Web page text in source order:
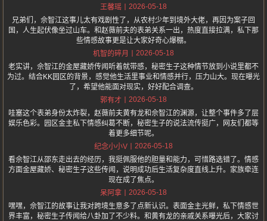
王馨瑶
2026-05-18
兄弟们，佘智江这事儿太有戏剧性了，从农村少年到境外大佬，再因为案子回
国，人生起伏像坐过山车。和赵薇前夫的表弟关系一出，热度直接拉满，私下那
些情感故事更是让大家好奇心爆棚。
机智的碎月
2026-05-18
老实讲，佘智江的金屋藏娇传闻听着就带感，秘密生子这种情节放到小说里都不
为过。结合KK园区的背景，感觉他生活里事业和情感并行，压力山大。现在曝光
了，希望他能面对现实，好好配合调查。
郭有才
2026-05-18
哇塞这个表弟身份太炸裂，赵薇前夫黄有龙和佘智江的渊源，让整个事件多了层
娱乐色彩。园区金主私下情感纠葛不断，秘密生子的说法流传挺广，网友们都等
着更多细节呢。
纪念小小V
2026-05-18
看佘智江从邵东走出去的经历，我挺佩服他的胆量和能力，可惜路选错了。情感
方面金屋藏娇、秘密生子这些传闻，说明成功后生活复杂度直线上升。家族牵连
现在成了焦点。
呆阿拿
2026-05-18
嘿嘿，佘智江的故事让我对跨境生意多了点新认识。表面金主光鲜，私下情感世
界丰富，秘密生子传闻给八卦加了不少料。和黄有龙的亲戚关系曝光后，大家讨